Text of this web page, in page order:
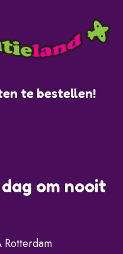
te bestellen!
om nooit
Rotterdam